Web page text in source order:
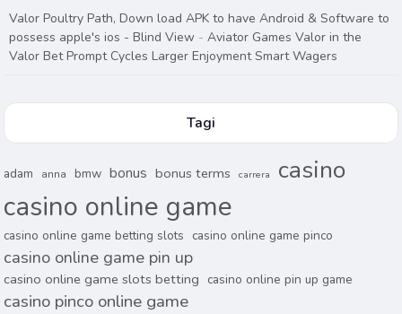
Valor Poultry Path, Down load APK to have Android & Software to
possess apple's ios - Blind View -Aviator Games Valor in the
Valor Bet Prompt Cycles Larger Enjoyment Smart Wagers
Tagi
adam anna bmw bonus bonus terms carrera casino
casino online game
casino online game betting slots casino online game pinco
casino online game pin up
casino online game slots betting casino online pin up game
casino pinco online game